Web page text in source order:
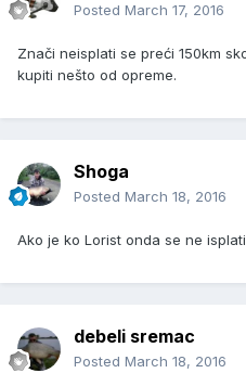
Posted March 17, 2016
Znači neisplati se preći 150km
kupiti nešto od opreme.
Shoga
Posted March 18, 2016
Ako je ko Lorist onda se ne
debeli sremac
Posted March 18, 2016